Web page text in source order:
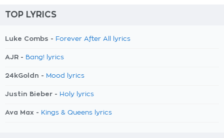
TOP LYRICS
Luke Combs - Forever After All lyrics
AJR - Bang! lyrics
24kGoldn - Mood lyrics
Justin Bieber - Holy lyrics
Ava Max - Kings & Queens lyrics